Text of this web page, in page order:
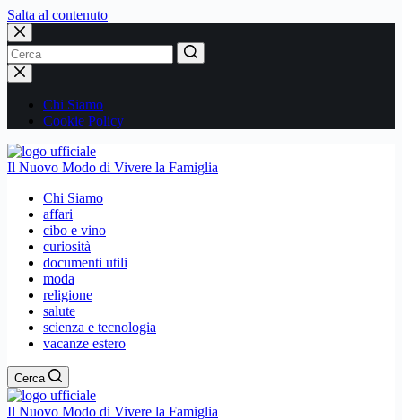
Salta al contenuto
Nessun
risultato
Chi Siamo
Cookie Policy
Il Nuovo Modo di Vivere la Famiglia
Chi Siamo
affari
cibo e vino
curiosità
documenti utili
moda
religione
salute
scienza e tecnologia
vacanze estero
Cerca
Il Nuovo Modo di Vivere la Famiglia